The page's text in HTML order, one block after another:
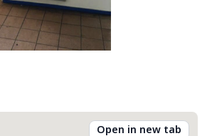
Open in new tab